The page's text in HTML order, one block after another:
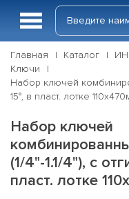
Главная Каталог
Ключи
Набор ключей
15°, в пласт. лотке
Набор ключей
(1/4"-1.1/4"), с
пласт. лотке